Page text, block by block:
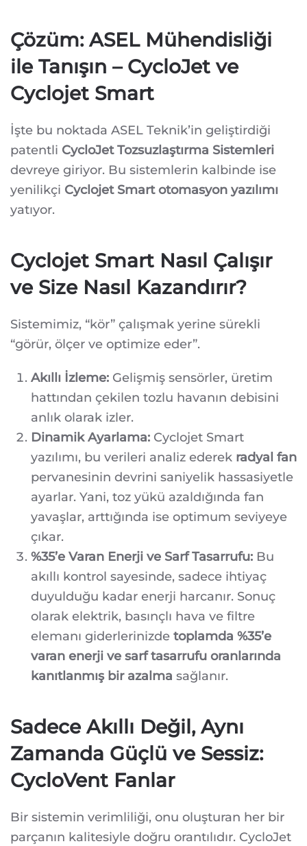
Çözüm: ASEL Mühendisliği
ile Tanışın – CycloJet ve
Cyclojet Smart
İşte bu noktada ASEL Teknik’in geliştirdiği
patentli CycloJet Tozsuzlaştırma Sistemleri
devreye giriyor. Bu sistemlerin kalbinde ise
yenilikçi Cyclojet Smart otomasyon yazılımı
yatıyor.
Cyclojet Smart Nasıl Çalışır
ve Size Nasıl Kazandırır?
Sistemimiz, “kör” çalışmak yerine sürekli
“görür, ölçer ve optimize eder”.
Akıllı İzleme: Gelişmiş sensörler, üretim
hattından çekilen tozlu havanın debisini
anlık olarak izler.
Dinamik Ayarlama: Cyclojet Smart
yazılımı, bu verileri analiz ederek radyal fan
pervanesinin devrini saniyelik hassasiyetle
ayarlar. Yani, toz yükü azaldığında fan
yavaşlar, arttığında ise optimum seviyeye
çıkar.
%35’e Varan Enerji ve Sarf Tasarrufu: Bu
akıllı kontrol sayesinde, sadece ihtiyaç
duyulduğu kadar enerji harcanır. Sonuç
olarak elektrik, basınçlı hava ve filtre
elemanı giderlerinizde toplamda %35’e
varan enerji ve sarf tasarrufu oranlarında
kanıtlanmış bir azalma sağlanır.
Sadece Akıllı Değil, Aynı
Zamanda Güçlü ve Sessiz:
CycloVent Fanlar
Bir sistemin verimliliği, onu oluşturan her bir
parçanın kalitesiyle doğru orantılıdır. CycloJet